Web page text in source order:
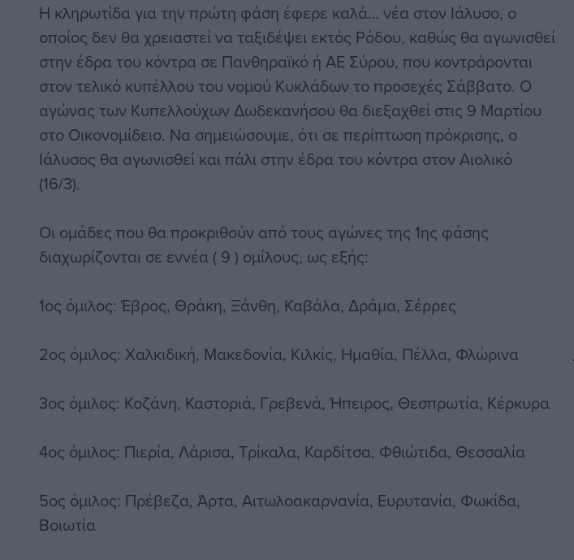
Η κληρωτίδα για την πρώτη φάση έφερε καλά… νέα στον Ιάλυσο, ο
οποίος δεν θα χρειαστεί να ταξιδέψει εκτός Ρόδου, καθώς θα αγωνισθεί
στην έδρα του κόντρα σε Πανθηραϊκό ή ΑΕ Σύρου, που κοντράρονται
στον τελικό κυπέλλου του νομού Κυκλάδων το προσεχές Σάββατο. Ο
αγώνας των Κυπελλούχων Δωδεκανήσου θα διεξαχθεί στις 9 Μαρτίου
στο Οικονομίδειο. Να σημειώσουμε, ότι σε περίπτωση πρόκρισης, ο
Ιάλυσος θα αγωνισθεί και πάλι στην έδρα του κόντρα στον Αιολικό
(16/3).
Οι ομάδες που θα προκριθούν από τους αγώνες της 1ης φάσης
διαχωρίζονται σε εννέα ( 9 ) ομίλους, ως εξής:
1ος όμιλος: Έβρος, Θράκη, Ξάνθη, Καβάλα, Δράμα, Σέρρες
2ος όμιλος: Χαλκιδική, Μακεδονία, Κιλκίς, Ημαθία, Πέλλα, Φλώρινα
3ος όμιλος: Κοζάνη, Καστοριά, Γρεβενά, Ήπειρος, Θεσπρωτία, Κέρκυρα
4ος όμιλος: Πιερία, Λάρισα, Τρίκαλα, Καρδίτσα, Φθιώτιδα, Θεσσαλία
5ος όμιλος: Πρέβεζα, Άρτα, Αιτωλοακαρνανία, Ευρυτανία, Φωκίδα,
Βοιωτία